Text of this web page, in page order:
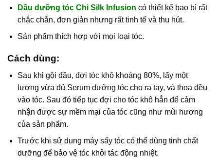
Dầu dưỡng tóc Chi Silk Infusion có thiết kế bao bì rất
chắc chắn, đơn giản nhưng rất tinh tế và thu hút.
Sản phẩm thích hợp với mọi loại tóc.
Cách dùng:
Sau khi gội đầu, đợi tóc khô khoảng 80%, lấy một
lượng vừa đủ Serum dưỡng tóc cho ra tay, và thoa đều
vào tóc. Sau đó tiếp tục đợi cho tóc khô hẳn để cảm
nhận được sự mềm mại của tóc cũng như mùi hương
của sản phẩm.
Trước khi sử dụng máy sấy tóc có thể dùng tinh chất
dưỡng để bảo vệ tóc khỏi tác động nhiệt.